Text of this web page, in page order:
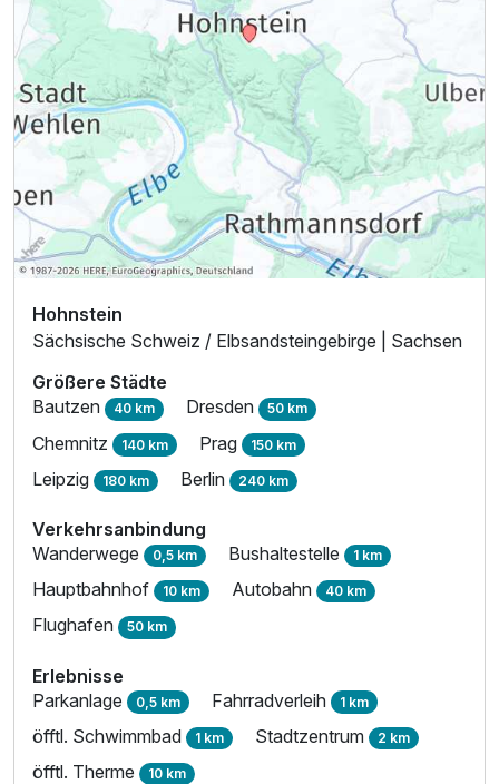
Hohnstein
Sächsische Schweiz / Elbsandsteingebirge | Sachsen
Größere Städte
Bautzen 40 km Dresden 50 km
Chemnitz 140 km Prag 150 km
Leipzig 180 km Berlin 240 km
Verkehrsanbindung
Wanderwege 0,5 km Bushaltestelle 1 km
Hauptbahnhof 10 km Autobahn 40 km
Flughafen 50 km
Erlebnisse
Parkanlage 0,5 km Fahrradverleih 1 km
öfftl. Schwimmbad 1 km Stadtzentrum 2 km
öfftl. Therme 10 km